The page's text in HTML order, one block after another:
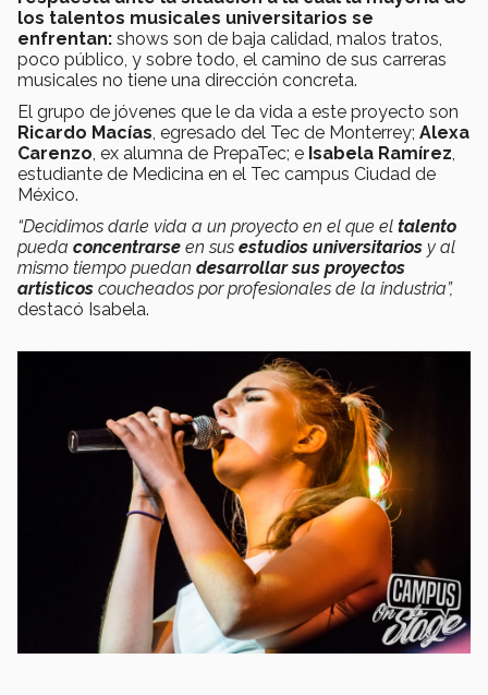
los talentos musicales universitarios se
enfrentan: shows son de baja calidad, malos tratos,
poco público, y sobre todo, el camino de sus carreras
musicales no tiene una dirección concreta.
El grupo de jóvenes que le da vida a este proyecto son
Ricardo Macías , egresado del Tec de Monterrey; Alexa
Carenzo , ex alumna de PrepaTec; e Isabela Ramírez
estudiante de Medicina en el Tec campus Ciudad de
México.
“Decidimos darle vida a un proyecto en el que el talento
pueda concentrarse en sus estudios universitarios y al
mismo tiempo puedan desarrollar sus proyectos
artísticos coucheados por profesionales de la industria”,
destacó Isabela.